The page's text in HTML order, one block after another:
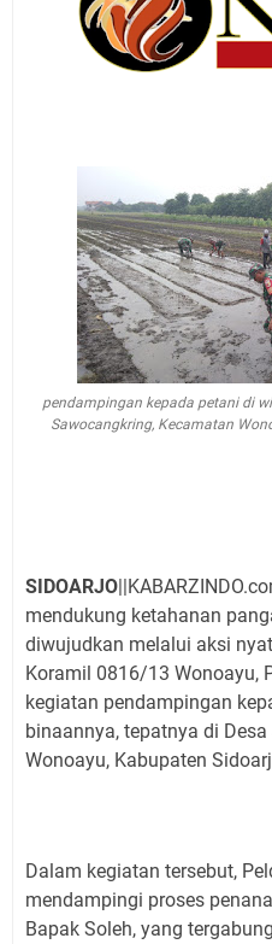
pendampingan kepada petani di
Sawocangkring, Kecamatan
SIDOARJO
mendukung ketahanan
diwujudkan melalui aksi
Koramil 0816/13 Wonoayu,
kegiatan pendampingan
binaannya, tepatnya di
Wonoayu, Kabupaten
Dalam kegiatan tersebut,
mendampingi proses
Bapak Soleh, yang